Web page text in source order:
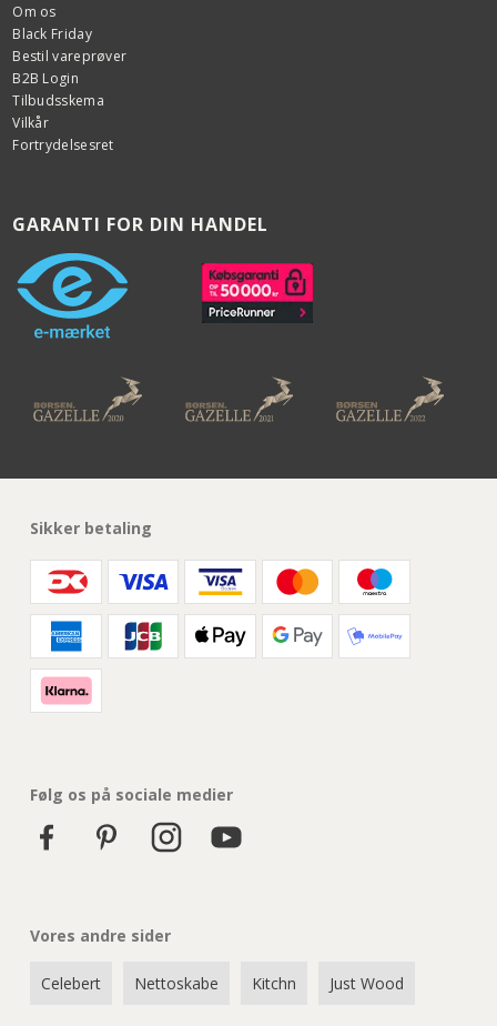
Om os
Black Friday
Bestil vareprøver
B2B Login
Tilbudsskema
Vilkår
Fortrydelsesret
GARANTI FOR DIN HANDEL
Sikker betaling
Følg os på sociale medier
Vores andre sider
Celebert Nettoskabe Kitchn Just Wood